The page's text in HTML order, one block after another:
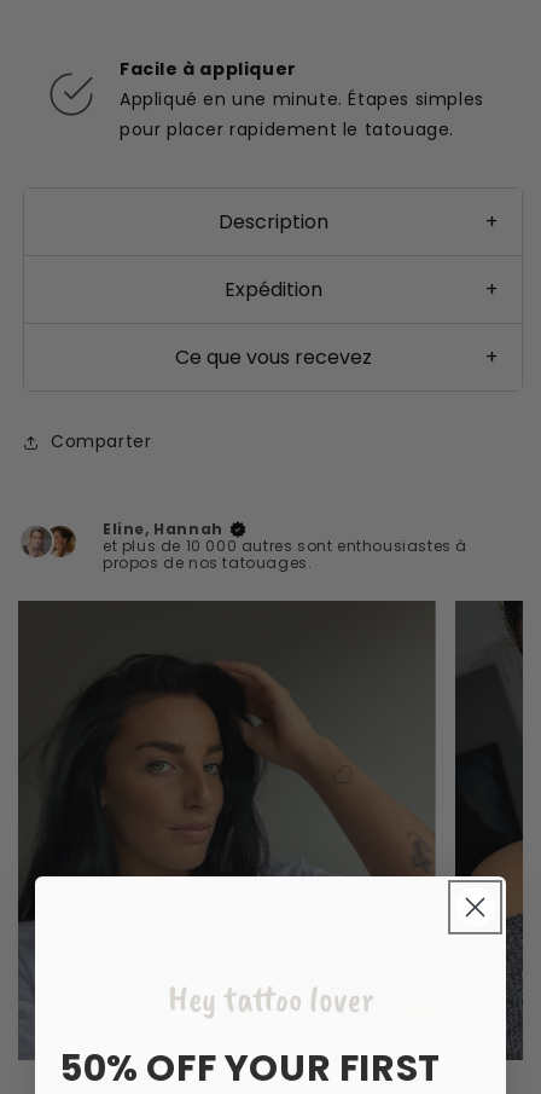
Facile à appliquer
Appliqué en une minute. Étapes simples
pour placer rapidement le tatouage.
Description +
Expédition +
Ce que vous recevez +
Comparter
Eline, Hannah
et plus de 10 000 autres sont enthousiastes à
propos de nos tatouages.
Hey tattoo lover
50% OFF YOUR FIRST